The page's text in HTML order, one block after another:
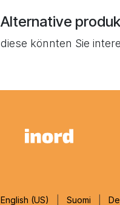
Alternative
diese könnten Sie
English (US) Suomi